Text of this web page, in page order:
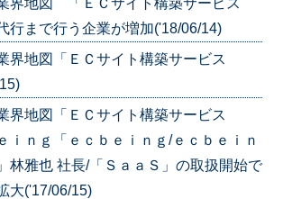
まで行う企業が増加('18/06/14)
界地図「ＥＣサイト構築サービス
界地図「ＥＣサイト構築サービス
ｉｎｇ「ｅｃｂｅｉｎｇ/ｅｃｂｅｉｎ
林雅也 社長/「ＳａａＳ」の取扱開始で
大('17/06/15)